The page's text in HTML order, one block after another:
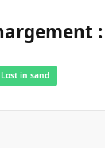
:
Lost in sand